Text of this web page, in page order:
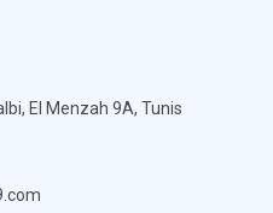
El Menzah 9A, Tunis